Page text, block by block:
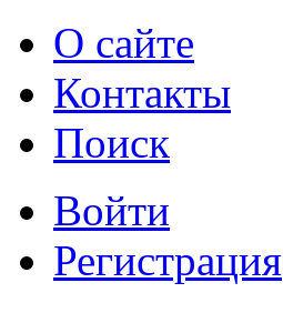
О сайте
Контакты
Поиск
Войти
Регистрация